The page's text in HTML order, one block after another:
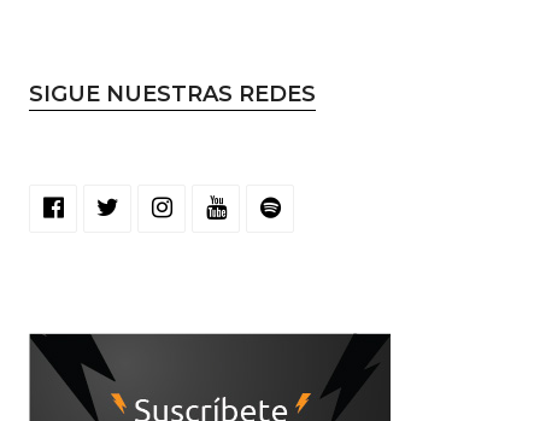
SIGUE NUESTRAS REDES